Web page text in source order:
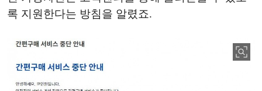
록 지원한다는 방침을 알렸죠.